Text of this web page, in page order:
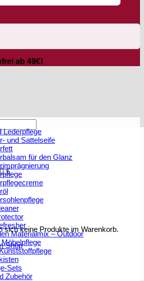
ab 49€!
€
sich keine Produkte im Warenkorb.
Shop
Lederpflege
und Sattelseife
für den Glanz
Materialmix – Outdoor
Sets
Zubehör